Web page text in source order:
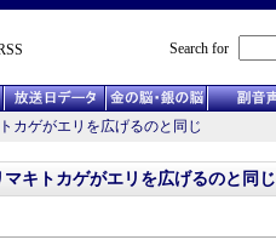
Search for
カゲがエリを広げるのと同じ
キトカゲがエリを広げるのと同じ